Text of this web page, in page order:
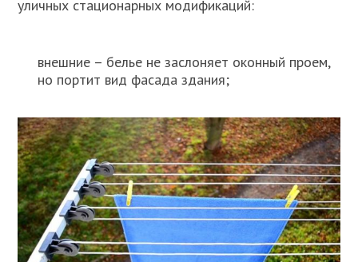
уличных стационарных модификаций:
внешние – белье не заслоняет оконный проем,
но портит вид фасада здания;